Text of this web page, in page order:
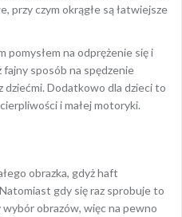
przy czym okrągłe są łatwiejsze
na odprężenie się i
sposób na spędzenie
Dodatkowo dla dzieci to
i małej motoryki.
obrazka, gdyż haft
gdy się raz sprobuje to
obrazów, więc na pewno